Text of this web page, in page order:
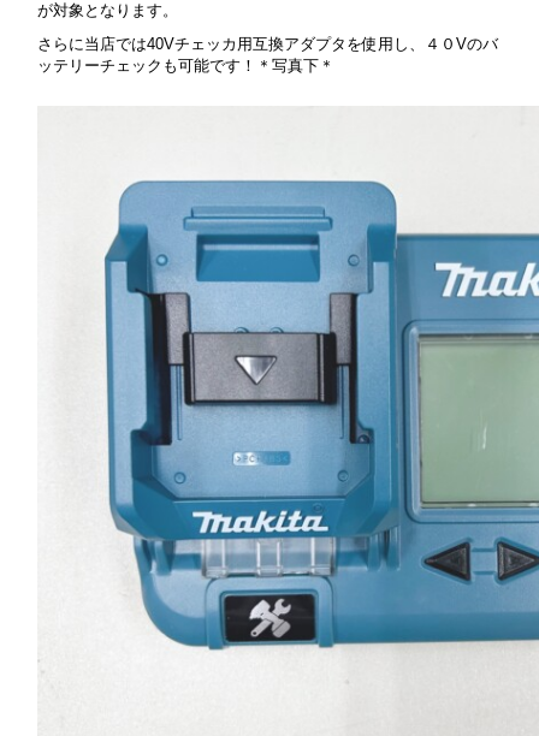
が対象となります。
さらに当店では40Vチェッカ用互換アダプタを使用し、４０Vのバ
ッテリーチェックも可能です！＊写真下＊